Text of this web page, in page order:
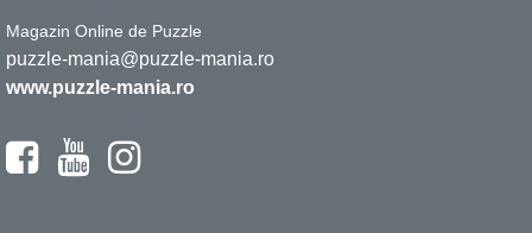
Magazin Online de Puzzle
puzzle-mania@puzzle-mania.ro
www.puzzle-mania.ro